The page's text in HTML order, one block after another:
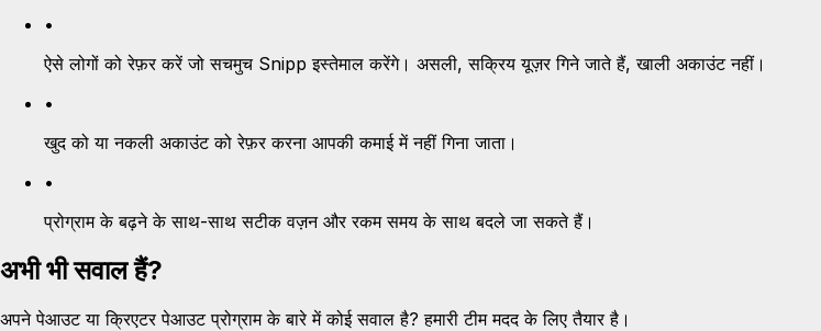
•
ऐसे लोगों को रेफ़र करें जो सचमुच Snipp इस्तेमाल करेंगे। असली, सक्रिय यूज़र गिने जाते हैं, खाली अकाउंट नहीं।
•
खुद को या नकली अकाउंट को रेफ़र करना आपकी कमाई में नहीं गिना जाता।
•
प्रोग्राम के बढ़ने के साथ-साथ सटीक वज़न और रकम समय के साथ बदले जा सकते हैं।
अभी भी सवाल हैं?
अपने पेआउट या क्रिएटर पेआउट प्रोग्राम के बारे में कोई सवाल है? हमारी टीम मदद के लिए तैयार है।